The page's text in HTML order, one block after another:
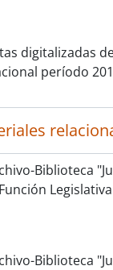
digitalizadas
período
Biblioteca
Biblioteca